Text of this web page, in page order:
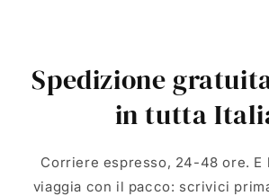
Spedizione
in tutta
Corriere espresso, 24-48 ore. E
viaggia con il pacco: scrivici